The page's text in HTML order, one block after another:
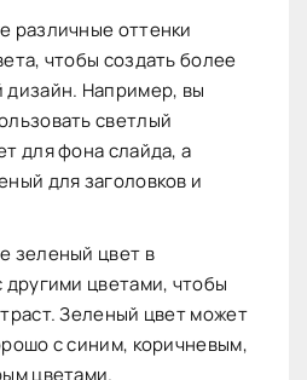
различные оттенки
чтобы создать более
дизайн. Например, вы
светлый
для фона слайда, а
для заголовков и
зеленый цвет в
другими цветами, чтобы
Зеленый цвет может
с синим, коричневым,